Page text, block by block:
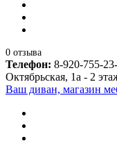
0 отзыва
Телефон: 8-920-755-
Октябрьская, 1а - 2
Ваш диван, магазин